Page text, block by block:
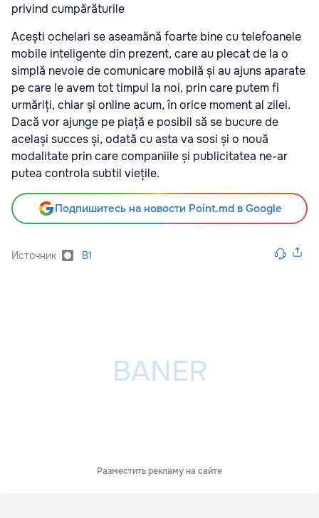
privind cumpărăturile
Acești ochelari se aseamănă foarte bine cu telefoanele
mobile inteligente din prezent, care au plecat de la o
simplă nevoie de comunicare mobilă și au ajuns aparate
pe care le avem tot timpul la noi, prin care putem fi
urmăriți, chiar și online acum, în orice moment al zilei.
Dacă vor ajunge pe piață e posibil să se bucure de
același succes și, odată cu asta va sosi și o nouă
modalitate prin care companiile și publicitatea ne-ar
putea controla subtil viețile.
Подпишитесь на новости Point.md в Google
Источник B1
Разместить рекламу на сайте